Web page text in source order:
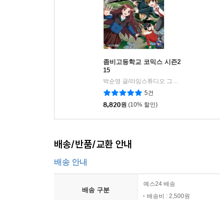
좀비고등학교 코믹스 시즌2
15
박순영 글/라임스튜디오 그림
5건
8,820원 (10% 할인)
배송/반품/교환 안내
배송 안내
배송 구분
예스24 배송
배송비 : 2,500원